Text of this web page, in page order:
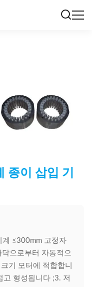
종이 삽입 기
계 ≤300mm 고정자
으로부터 자동적으
기 모터에 적합합니
고 형성됩니다 ;3. 저